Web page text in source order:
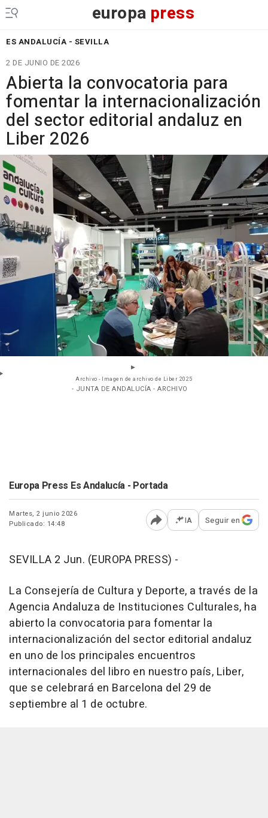
europa press
ES ANDALUCÍA - SEVILLA
2 DE JUNIO DE 2026
Abierta la convocatoria para
fomentar la internacionalización
del sector editorial andaluz en
Liber 2026
Archivo - Imagen de archivo de Liber 2025
- JUNTA DE ANDALUCÍA - ARCHIVO
Europa Press Es Andalucía - Portada
Martes, 2 junio 2026
Publicado: 14:48
Abrir opciones para
IA Seguir en
SEVILLA 2 Jun. (EUROPA PRESS) -
La Consejería de Cultura y Deporte, a través de la
Agencia Andaluza de Instituciones Culturales, ha
abierto la convocatoria para fomentar la
internacionalización del sector editorial andaluz
en uno de los principales encuentros
internacionales del libro en nuestro país, Liber,
que se celebrará en Barcelona del 29 de
septiembre al 1 de octubre.